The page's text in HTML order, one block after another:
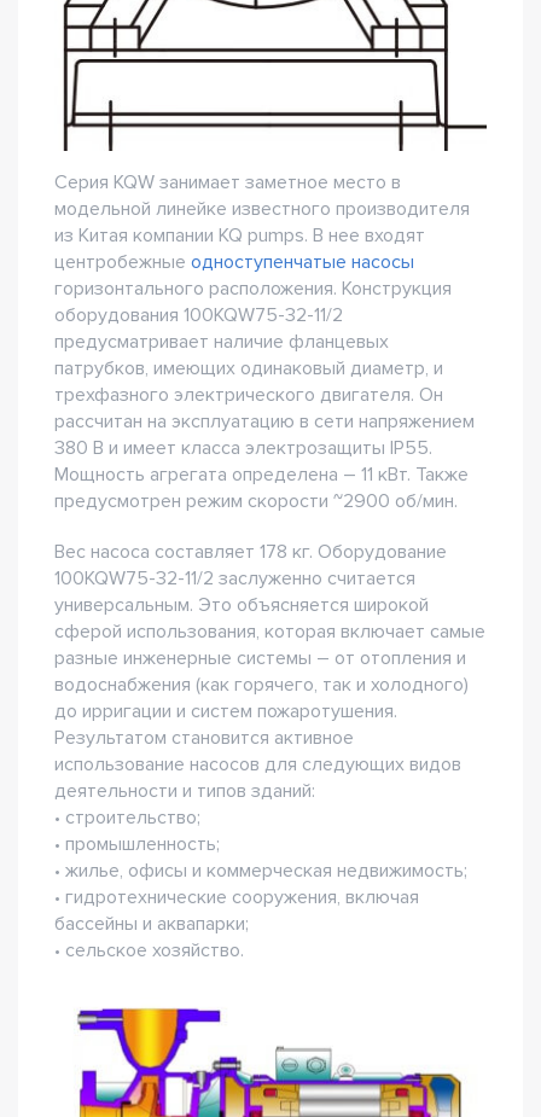
Серия KQW занимает заметное место в
модельной линейке известного производителя
из Китая компании KQ pumps. В нее входят
центробежные одноступенчатые насосы
горизонтального расположения. Конструкция
оборудования 100KQW75-32-11/2
предусматривает наличие фланцевых
патрубков, имеющих одинаковый диаметр, и
трехфазного электрического двигателя. Он
рассчитан на эксплуатацию в сети напряжением
380 В и имеет класса электрозащиты IP55.
Мощность агрегата определена – 11 кВт. Также
предусмотрен режим скорости ~2900 об/мин.
Вес насоса составляет 178 кг. Оборудование
100KQW75-32-11/2 заслуженно считается
универсальным. Это объясняется широкой
сферой использования, которая включает самые
разные инженерные системы – от отопления и
водоснабжения (как горячего, так и холодного)
до ирригации и систем пожаротушения.
Результатом становится активное
использование насосов для следующих видов
деятельности и типов зданий:
• строительство;
• промышленность;
• жилье, офисы и коммерческая недвижимость;
• гидротехнические сооружения, включая
бассейны и аквапарки;
• сельское хозяйство.